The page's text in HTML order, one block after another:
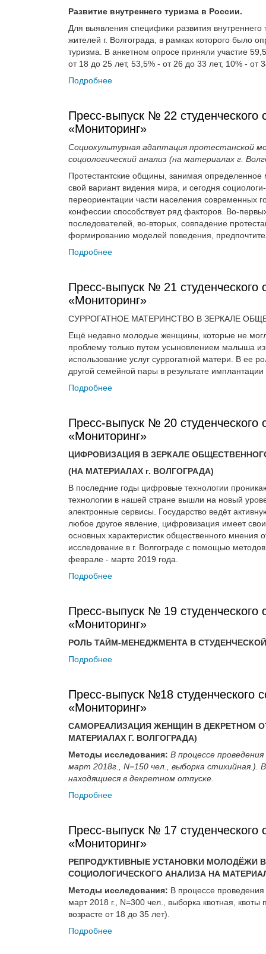
Развитие внутреннего туризма в России.
Для выявления специфики развития
жителей г. Волгограда, в рамках которого было
туризма. В анкетном опросе приняли участие
от 18 до 25 лет, 53,5% - от 26 до 33 лет, 10% - от
Подробнее
Пресс-выпуск № 22 студенческого
«Мониторинг»
Социокультурная адаптация протестанской
социологический анализ (на материалах г.
Протестантские общины, занимая определенное
свой вариант видения мира, и сегодня
переориентации части населения современных
конфессии способствует ряд факторов. Во-
последователей, во-вторых, совпадение
формированию моделей поведения,
Подробнее
Пресс-выпуск № 21 студенческого
«Мониторинг»
СУРРОГАТНОЕ МАТЕРИНСТВО В ЗЕРКАЛЕ
Ещё недавно молодые женщины, которые не
проблему только путем усыновлением малыша
использование услуг суррогатной матери. В ее
другой семейной пары в результате
Подробнее
Пресс-выпуск № 20 студенческого
«Мониторинг»
ЦИФРОВИЗАЦИЯ В ЗЕРКАЛЕ
(НА МАТЕРИАЛАХ г. ВОЛГОГРАДА)
В последние годы цифровые технологии
технологии в нашей стране вышли на новый
электронные сервисы. Государство ведёт
любое другое явление, цифровизация имеет
основных характеристик общественного мнения
исследование в г. Волгограде с помощью
феврале - марте 2019 года.
Подробнее
Пресс-выпуск № 19 студенческого
«Мониторинг»
РОЛЬ ТАЙМ-МЕНЕДЖМЕНТА В
Подробнее
Пресс-выпуск №18 студенческого
«Мониторинг»
САМОРЕАЛИЗАЦИЯ ЖЕНЩИН В ДЕКРЕТНОМ
МАТЕРИАЛАХ Г. ВОЛГОГРАДА)
Методы исследования: В процессе
март 2018г., N=150 чел., выборка стихийная.).
находящиеся в декретном отпуске.
Подробнее
Пресс-выпуск № 17 студенческого
«Мониторинг»
РЕПРОДУКТИВНЫЕ УСТАНОВКИ МОЛОДЁЖИ
СОЦИОЛОГИЧЕСКОГО АНАЛИЗА НА
Методы исследования: В процессе
март 2018 г., N=300 чел., выборка квотная,
возрасте от 18 до 35 лет).
Подробнее